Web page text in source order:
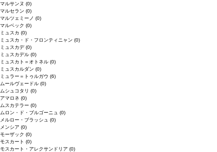
マルサンヌ (0)
マルセラン (0)
マルツェミーノ (0)
マルベック (0)
ミュスカ (0)
ミュスカ・ド・フロンティニャン (0)
ミュスカデ(0)
ミュスカデル (0)
ミュスカト＝オトネル (0)
ミュスカルダン (0)
ミュラー＝トゥルガウ (6)
ムールヴェードル (0)
ムシュコタリ (0)
アマロネ (0)
ムスカテラー (0)
ムロン・ド・ブルゴーニュ (0)
メルロー・ブラッシュ (0)
メンシア (0)
モーザック (0)
モスカート (0)
モスカート・アレクサンドリア (0)